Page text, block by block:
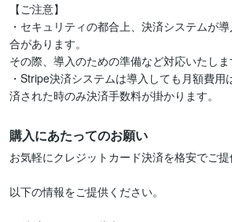
【ご注意】
・セキュリティの都合上、決済システムが
合があります。
その際、導入のための準備など対応いたしま
・Stripe決済システムは導入しても月額費
済された時のみ決済手数料が掛かります。
購入にあたってのお願い
お気軽にクレジットカード決済を格安でご提
以下の情報をご提供ください。